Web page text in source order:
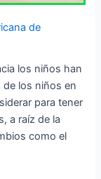
de
los niños han
de los niños en
para tener
a raíz de la
como el